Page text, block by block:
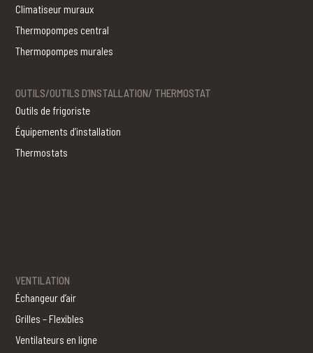
Climatiseur muraux
Thermopompes central
Thermopompes murales
OUTILS/OUTILS D’INSTALLATION/ THERMOSTAT
Outils de frigoriste
Équipements d’installation
Thermostats
VENTILATION
Échangeur d’air
Grilles – Flexibles
Ventilateurs en ligne